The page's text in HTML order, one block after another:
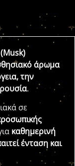
άρωμα
την
.
σε
καθημερινή
ένταση και